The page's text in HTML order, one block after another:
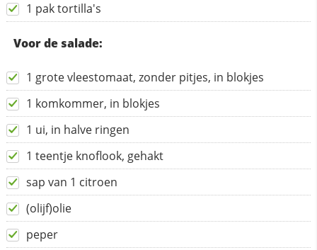
1 pak tortilla's
Voor de salade:
1 grote vleestomaat, zonder pitjes, in blokjes
1 komkommer, in blokjes
1 ui, in halve ringen
1 teentje knoflook, gehakt
sap van 1 citroen
(olijf)olie
peper